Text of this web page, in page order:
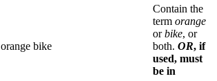
orange bike
Contain the
term orange
orbike, or
both. OR, if
used, must
be in